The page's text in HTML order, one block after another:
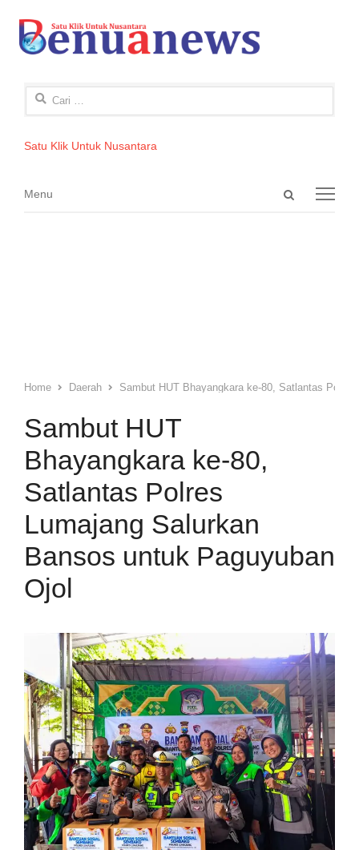
Cari
Satu Klik Untuk Nusantara
Open
Menu
Menu
Home Daerah Sambut HUT Bhayangkara ke-80, Satlantas
Sambut HUT
Bhayangkara ke-80,
Satlantas Polres
Lumajang Salurkan
Bansos untuk Paguyuban
Ojol